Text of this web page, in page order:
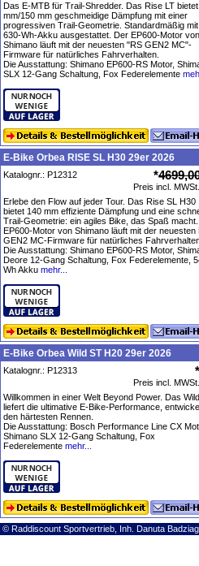
Das E-MTB für Trail-Shredder. Das Rise LT
mm/150 mm geschmeidige Dämpfung mit einer
progressiven Trail-Geometrie. Standardmäßig mit
630-Wh-Akku ausgestattet. Der EP600-Motor von
Shimano läuft mit der neuesten "RS GEN2 MC"-
Firmware für natürliches Fahrverhalten.
Die Ausstattung: Shimano EP600-RS Motor,
SLX 12-Gang Schaltung, Fox Federelemente
E-Bike Orbea RISE SL H30 29er 2026
Katalognr.: P12312 *
Preis incl. MWSt.,
Erlebe den Flow auf jeder Tour. Das Rise SL H30
bietet 140 mm effiziente Dämpfung und eine
Trail-Geometrie: ein agiles Bike, das Spaß
EP600-Motor von Shimano läuft mit der neuesten
GEN2 MC-Firmware für natürliches
Die Ausstattung: Shimano EP600-RS Motor,
Deore 12-Gang Schaltung, Fox Federelemente,
Wh Akku mehr...
E-Bike Orbea Wild ST H20 29er 2026
Katalognr.: P12313 *
Preis incl. MWSt.,
Willkommen in einer Welt Beyond Power. Das Wild
liefert die ultimative E-Bike-Performance,
den härtesten Rennen.
Die Ausstattung: Bosch Performance Line CX
Shimano SLX 12-Gang Schaltung, Fox
Federelemente mehr...
© Raddiscount Sportvertrieb, Inh. Danuta